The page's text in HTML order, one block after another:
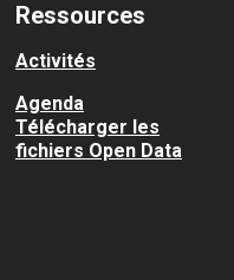
Ressources
Activités
Agenda
Télécharger les
fichiers Open Data